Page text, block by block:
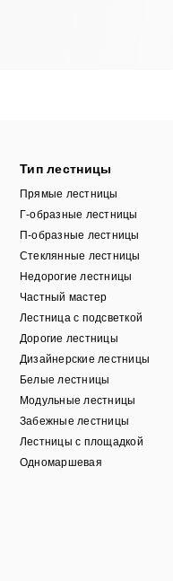
Тип лестницы
Прямые лестницы
Г-образные лестницы
П-образные лестницы
Стеклянные лестницы
Недорогие лестницы
Частный мастер
Лестница с подсветкой
Дорогие лестницы
Дизайнерские лестницы
Белые лестницы
Модульные лестницы
Забежные лестницы
Лестницы с площадкой
Одномаршевая